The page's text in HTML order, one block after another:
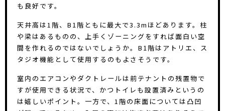
も良好です。
天井高は1階、B1階ともに最大で3.3mほどあります。柱
や梁はあるものの、上手くゾーニングをすれば面白い空
間を作れるのではないでしょうか。B1階はアトリエ、ス
タジオ機能として使用するのもよさそうです。
室内のエアコンやダクトレールは前テナントの残置物で
すが使用できる状況で、かつトイレも設置済みというの
は嬉しいポイント。一方で、1階の床面については凸凹